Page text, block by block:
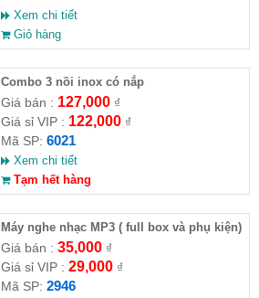
Xem chi tiết
Giỏ hàng
Combo 3 nồi inox có nắp
Giá bán : 127,000₫
Giá sỉ VIP : 122,000₫
Mã SP: 6021
Xem chi tiết
Tạm hết hàng
Máy nghe nhạc MP3 ( full box và phụ kiện)
Giá bán : 35,000₫
Giá sỉ VIP : 29,000₫
Mã SP: 2946